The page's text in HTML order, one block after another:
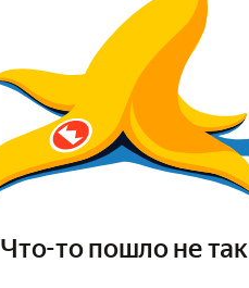
Что-то пошло не так